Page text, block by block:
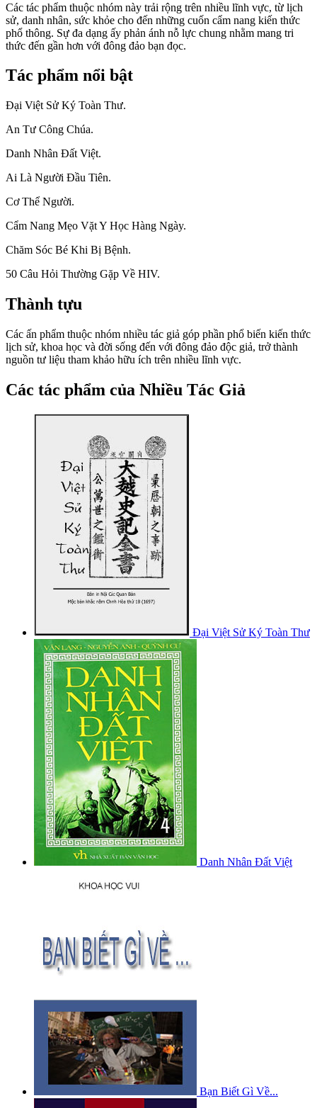
Các tác phẩm thuộc nhóm này trải rộng trên nhiều lĩnh vực, từ lịch
sử, danh nhân, sức khỏe cho đến những cuốn cẩm nang kiến thức
phổ thông. Sự đa dạng ấy phản ánh nỗ lực chung nhằm mang tri
thức đến gần hơn với đông đảo bạn đọc.
Tác phẩm nổi bật
Đại Việt Sử Ký Toàn Thư.
An Tư Công Chúa.
Danh Nhân Đất Việt.
Ai Là Người Đầu Tiên.
Cơ Thể Người.
Cẩm Nang Mẹo Vặt Y Học Hàng Ngày.
Chăm Sóc Bé Khi Bị Bệnh.
50 Câu Hỏi Thường Gặp Về HIV.
Thành tựu
Các ấn phẩm thuộc nhóm nhiều tác giả góp phần phổ biến kiến thức
lịch sử, khoa học và đời sống đến với đông đảo độc giả, trở thành
nguồn tư liệu tham khảo hữu ích trên nhiều lĩnh vực.
Các tác phẩm của Nhiều Tác Giả
Đại Việt Sử Ký Toàn Thư
Danh Nhân Đất Việt
Bạn Biết Gì Về...